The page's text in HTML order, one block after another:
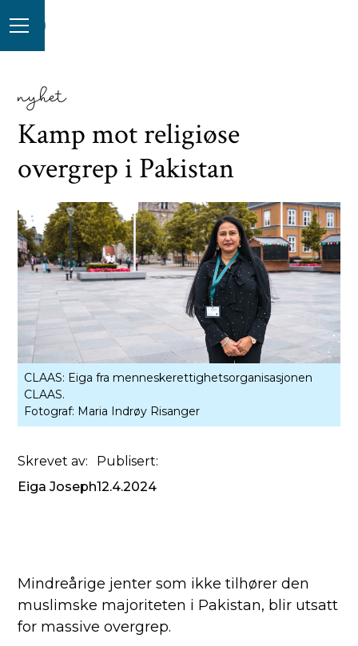
nyhet
Kamp mot religiøse
overgrep i Pakistan
CLAAS: Eiga fra menneskerettighetsorganisasjonen
CLAAS.
Fotograf: Maria Indrøy Risanger
Skrevet av:
Eiga Joseph
Publisert:
12.4.2024
Mindreårige jenter som ikke tilhører den
muslimske majoriteten i Pakistan, blir utsatt
for massive overgrep.